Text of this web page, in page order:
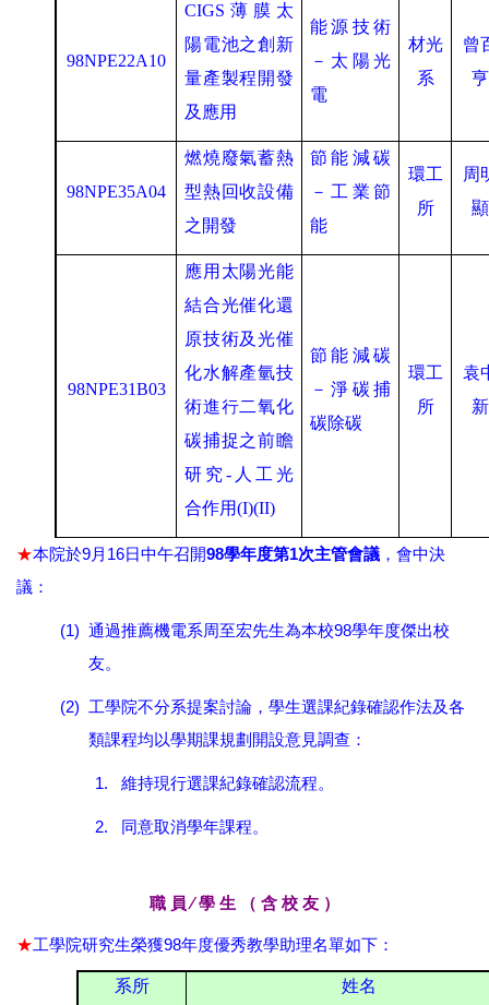
98NPE22A10
CIGS 薄膜太
陽電池之創新
量產製程開發
及應用
能源技術
－太陽光
電
材光
系
曾
亨
98NPE35A04
燃燒廢氣蓄熱
型熱回收設備
之開發
節能減碳
－工業節
能
環工
所
周
顯
98NPE31B03
應用太陽光能
結合光催化還
原技術及光催
化水解產氫技
術進行二氧化
碳捕捉之前瞻
研究-人工光
合作用(I)(II)
節能減碳
－淨碳捕
碳除碳
環工
所
袁
新
★本院於9月 16日中午召開98學年度第1次主管會議 ，會中決
議：
(1) 通過推薦機電系周至宏先生為本校98學年度傑出校
友。
(2)
工學院不分系提案討論，學生選課紀錄確認作法及各
類課程均以學期課規劃開設意見調查：
1. 維持現行選課紀錄確認流程。
2. 同意取消學年課程。
職 員 ∕ 學 生 （ 含 校 友 ）
★工學院研究生榮獲98年度優秀教學助理名單如下：
系所 姓名